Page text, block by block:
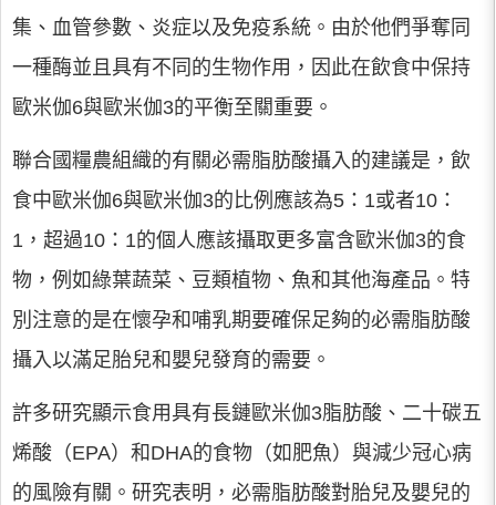
集、血管參數、炎症以及免疫系統。由於他們爭奪同
一種酶並且具有不同的生物作用，因此在飲食中保持
歐米伽6與歐米伽3的平衡至關重要。
聯合國糧農組織的有關必需脂肪酸攝入的建議是，飲
食中歐米伽6與歐米伽3的比例應該為5：1或者10：
1，超過10：1的個人應該攝取更多富含歐米伽3的食
物，例如綠葉蔬菜、豆類植物、魚和其他海產品。特
別注意的是在懷孕和哺乳期要確保足夠的必需脂肪酸
攝入以滿足胎兒和嬰兒發育的需要。
許多研究顯示食用具有長鏈歐米伽3脂肪酸、二十碳五
烯酸（EPA）和DHA的食物（如肥魚）與減少冠心病
的風險有關。研究表明，必需脂肪酸對胎兒及嬰兒的